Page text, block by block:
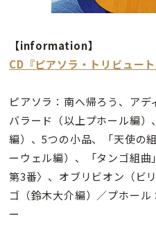
【information】
CD『ピアソラ・トリビュート
ピアソラ：南へ帰ろう、ア
バラード（以上プホール編
編）、5つの小品、「天使の
ーウェル編）、「タンゴ組
第3番〉、オブリビオン（ビ
ゴ（鈴木大介編）／プホー
ー